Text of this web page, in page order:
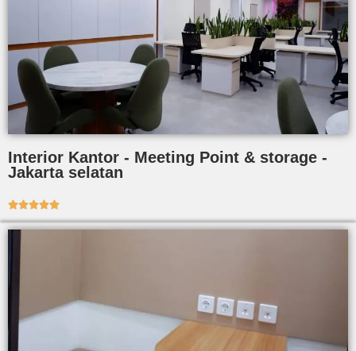
Interior Kantor - Meeting Point & storage -
Jakarta selatan
